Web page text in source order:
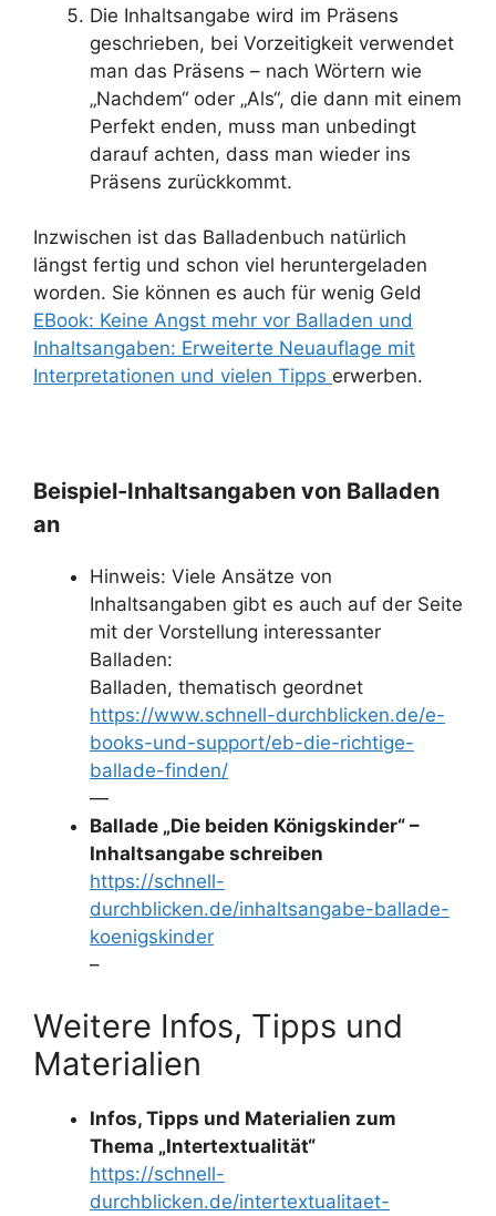
Die Inhaltsangabe wird im Präsens
geschrieben, bei Vorzeitigkeit verwendet
man das Präsens – nach Wörtern wie
„Nachdem“ oder „Als“, die dann mit einem
Perfekt enden, muss man unbedingt
darauf achten, dass man wieder ins
Präsens zurückkommt.
Inzwischen ist das Balladenbuch natürlich
längst fertig und schon viel heruntergeladen
worden. Sie können es auch für wenig Geld
EBook: Keine Angst mehr vor Balladen und
Inhaltsangaben: Erweiterte Neuauflage mit
Interpretationen und vielen Tipps erwerben.
Beispiel-Inhaltsangaben von Balladen
an
Hinweis: Viele Ansätze von
Inhaltsangaben gibt es auch auf der Seite
mit der Vorstellung interessanter
Balladen:
Balladen, thematisch geordnet
https://www.schnell-durchblicken.de/e-
books-und-support/eb-die-richtige-
ballade-finden/
—
Ballade „Die beiden Königskinder“ –
Inhaltsangabe schreiben
https://schnell-
durchblicken.de/inhaltsangabe-ballade-
koenigskinder
–
Weitere Infos, Tipps und
Materialien
Infos, Tipps und Materialien zum
Thema „Intertextualität“
https://schnell-
durchblicken.de/intertextualitaet-